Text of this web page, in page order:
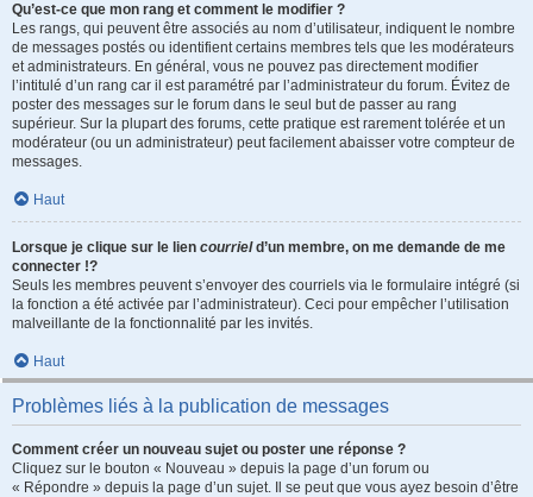
Qu’est-ce que mon rang et comment le modifier ?
Les rangs, qui peuvent être associés au nom d’utilisateur, indiquent le nombre
de messages postés ou identifient certains membres tels que les modérateurs
et administrateurs. En général, vous ne pouvez pas directement modifier
l’intitulé d’un rang car il est paramétré par l’administrateur du forum. Évitez de
poster des messages sur le forum dans le seul but de passer au rang
supérieur. Sur la plupart des forums, cette pratique est rarement tolérée et un
modérateur (ou un administrateur) peut facilement abaisser votre compteur de
messages.
Haut
Lorsque je clique sur le lien courrield’un membre, on me demande de me
connecter !?
Seuls les membres peuvent s’envoyer des courriels via le formulaire intégré (si
la fonction a été activée par l’administrateur). Ceci pour empêcher l’utilisation
malveillante de la fonctionnalité par les invités.
Haut
Problèmes liés à la publication de messages
Comment créer un nouveau sujet ou poster une réponse ?
Cliquez sur le bouton « Nouveau » depuis la page d’un forum ou
« Répondre » depuis la page d’un sujet. Il se peut que vous ayez besoin d’être